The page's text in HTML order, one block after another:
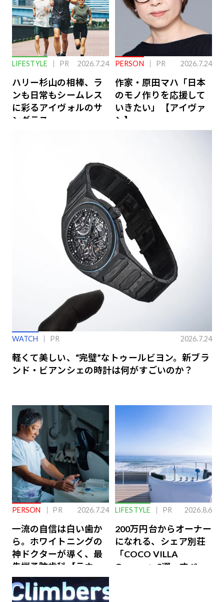
LIFESTYLE PR 2026.7.24
ハリー杉山の相棒、ラ
ンも日常もシームレス
に彩るアイヴォルのサ
ングラス
PERSON PR 2026.7.24
作家・原田マハ「日本
のモノ作りを応援して
いきたい」【アイヴァ
ン】
WATCH PR 2026.7.24
軽くて美しい、“完璧”なトゥールビヨン。新ブラ
ンド・ビアンシェの時計は何がすごいのか？
PERSON PR 2026.7.24
一流の自信は白い歯か
ら。ホワイトニングの
神ドクターが導く、最
先端予防歯科【ラウン
ジ会員特典あり】
LIFESTYLE PR 2026.8.6
200万円台からオーナー
になれる、シェア別荘
「COCO VILLA
Owners」3選。すべて